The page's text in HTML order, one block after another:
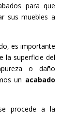
para que
sus muebles a
es importante
la superficie del
o daño
un acabado
procede a la